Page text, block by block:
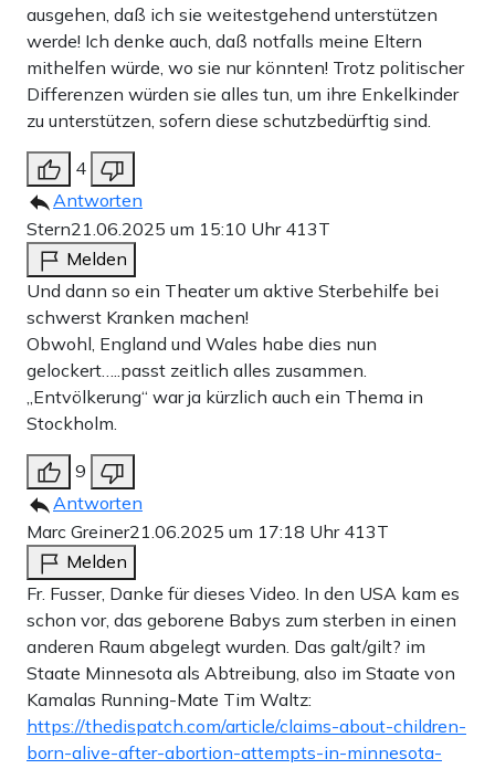
ausgehen, daß ich sie weitestgehend unterstützen
werde! Ich denke auch, daß notfalls meine Eltern
mithelfen würde, wo sie nur könnten! Trotz politischer
Differenzen würden sie alles tun, um ihre Enkelkinder
zu unterstützen, sofern diese schutzbedürftig sind.
4
Antworten
Stern21.06.2025 um 15:10 Uhr 413T
Melden
Und dann so ein Theater um aktive Sterbehilfe bei
schwerst Kranken machen!
Obwohl, England und Wales habe dies nun
gelockert…..passt zeitlich alles zusammen.
„Entvölkerung“ war ja kürzlich auch ein Thema in
Stockholm.
9
Antworten
Marc Greiner21.06.2025 um 17:18 Uhr 413T
Melden
Fr. Fusser, Danke für dieses Video. In den USA kam es
schon vor, das geborene Babys zum sterben in einen
anderen Raum abgelegt wurden. Das galt/gilt? im
Staate Minnesota als Abtreibung, also im Staate von
Kamalas Running-Mate Tim Waltz:
https://thedispatch.com/article/claims-about-children-
born-alive-after-abortion-attempts-in-minnesota-